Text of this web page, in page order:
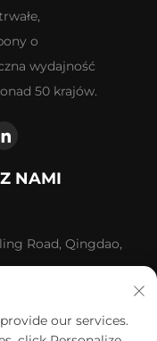
o
wydajność
50 krajów.
NAMI
Road, Qingdao,
our services.